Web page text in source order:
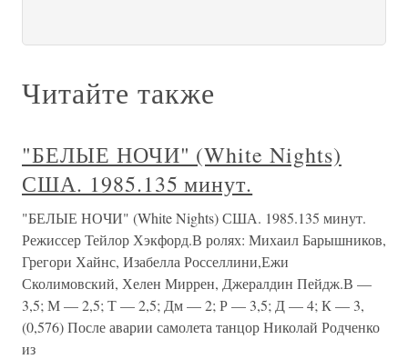
Читайте также
"БЕЛЫЕ НОЧИ" (White Nights)
США. 1985.135 минут.
"БЕЛЫЕ НОЧИ" (White Nights) США. 1985.135 минут.
Режиссер Тейлор Хэкфорд.В ролях: Михаил Барышников,
Грегори Хайнс, Изабелла Росселлини,Ежи
Сколимовский, Хелен Миррен, Джералдин Пейдж.В —
3,5; М — 2,5; Т — 2,5; Дм — 2; Р — 3,5; Д — 4; К — 3,
(0,576) После аварии самолета танцор Николай Родченко
из